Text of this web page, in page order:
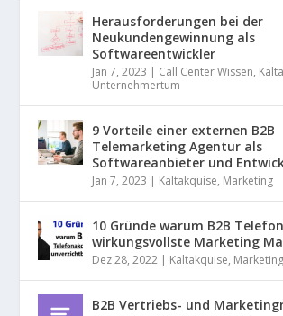
Herausforderungen bei der
Neukundengewinnung als
Softwareentwickler
Jan 7, 2023 | Call Center Wissen,
Unternehmertum
9 Vorteile einer externen B2B
Telemarketing Agentur als
Softwareanbieter und
Jan 7, 2023 | Kaltakquise, Marketing
10 Gründe warum B2B
wirkungsvollste Marketing
Dez 28, 2022 | Kaltakquise, Marketing
B2B Vertriebs- und